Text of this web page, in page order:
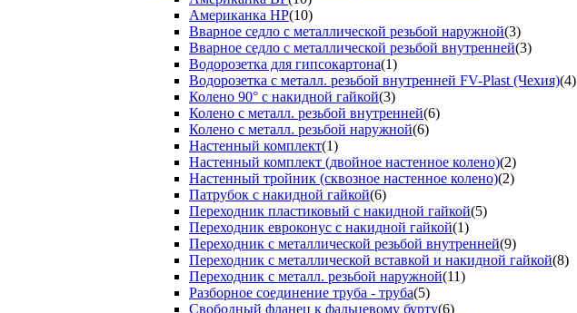
Американка НР(10)
Вварное седло с металлической резьбой наружной(3)
Вварное седло с металлической резьбой внутренней(3)
Водорозетка для гипсокартона(1)
Водорозетка с металл. резьбой внутренней FV-Plast (Чехия)(4)
Колено 90° с накидной гайкой(3)
Колено с металл. резьбой внутренней(6)
Колено с металл. резьбой наружной(6)
Настенный комплект(1)
Настенный комплект (двойное настенное колено)(2)
Настенный тройник (сквозное настенное колено)(2)
Патрубок с накидной гайкой(6)
Переходник пластиковый с накидной гайкой(5)
Переходник евроконус с накидной гайкой(1)
Переходник с металлической резьбой внутренней(9)
Переходник с металлической вставкой и накидной гайкой(8)
Переходник с металл. резьбой наружной(11)
Разборное соединение труба - труба(5)
Свободный фланец к фальцевому бурту(6)